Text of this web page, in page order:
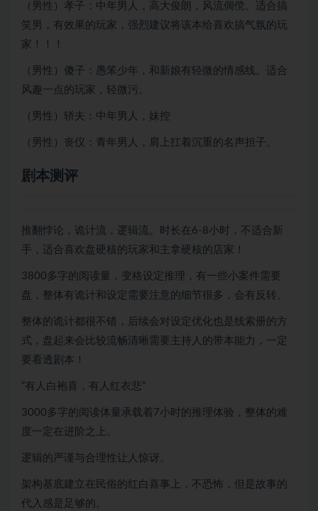
（男性）孝子：中年男人，高大俊朗，风流倜傥。适合搞
笑男，有效果的玩家，强烈建议将该本给喜欢搞气氛的玩
家！！！
（男性）傻子：愚笨少年，和新娘有轻微的情感线。适合
风趣一点的玩家，轻微污。
（男性）轿夫：中年男人，妹控
（男性）丧仪：青年男人，肩上扛着沉重的名声担子。
剧本测评
推翻悖论，诡计流，逻辑流。时长在6-8小时，不适合新
手，适合喜欢盘硬核的玩家和主拿硬核的店家！
3800多字的阅读量，变格设定推理，有一些小案件需要
盘，整体有诡计和设定需要注意的细节很多，会有反转。
整体的诡计都很不错，后续会对设定优化也是线索册的方
式，盘起来会比较流畅清晰需要主持人的带本能力，一定
要看透剧本！
“有人白袍喜，有人红衣悲”
3000多字的阅读体量承载着7小时的推理体验，整体的难
度一定在进阶之上。
逻辑的严谨与合理性让人惊讶。
架构基底建立在民俗的红白喜事上，不恐怖，但是故事的
代入感是足够的。